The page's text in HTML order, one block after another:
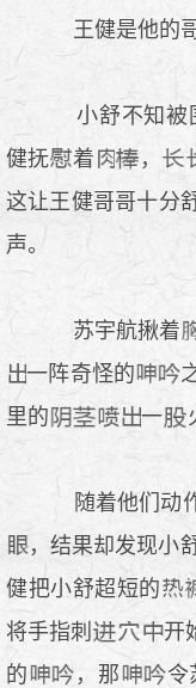
王健是他的
小舒不知被
健抚
着 ，
这让王健哥哥十分
声。
苏宇航揪着
一阵奇怪的
里的
一
随着他们动
，结果却发现小
健把小舒超短的
将手指刺
开
的
，那 令